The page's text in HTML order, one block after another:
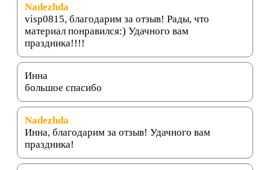
Nadezhda
visp0815, благодарим за отзыв! Рады, что
материал понравился:) Удачного вам
праздника!!!!
Инна
большое спасибо
Nadezhda
Инна, благодарим за отзыв! Удачного вам
праздника!